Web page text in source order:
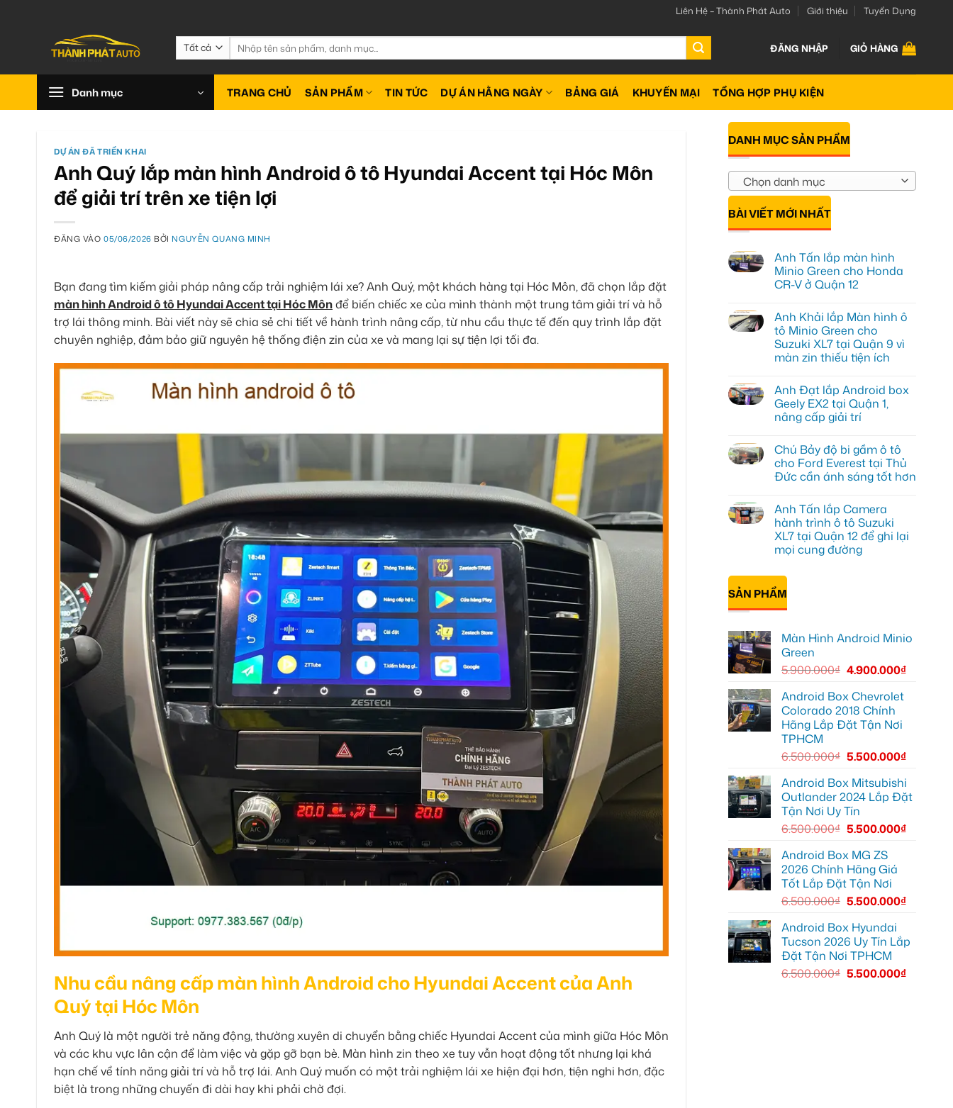
Liên Hệ – Thành Phát Auto Giới thiệu Tuyển Dụng
Tìm
kiếm:
ĐĂNG NHẬP GIỎ HÀNG
Danh mục TRANG CHỦ SẢN PHẨM TIN TỨC DỰ ÁN HẰNG NGÀY BẢNG GIÁ KHUYẾN MẠI TỔNG HỢP PHỤ KIỆN
DỰ ÁN ĐÃ TRIỂN KHAI
Anh Quý lắp màn hình Android ô tô Hyundai Accent tại Hóc Môn
để giải trí trên xe tiện lợi
ĐĂNG VÀO05/06/2026 BỞI NGUYỄN QUANG MINH
Bạn đang tìm kiếm giải pháp nâng cấp trải nghiệm lái xe? Anh Quý, một khách hàng tại Hóc Môn, đã chọn lắp đặt
màn hình Android ô tô Hyundai Accent tại Hóc Mônđể biến chiếc xe của mình thành một trung tâm giải trí và hỗ
trợ lái thông minh. Bài viết này sẽ chia sẻ chi tiết về hành trình nâng cấp, từ nhu cầu thực tế đến quy trình lắp đặt
chuyên nghiệp, đảm bảo giữ nguyên hệ thống điện zin của xe và mang lại sự tiện lợi tối đa.
Nhu cầu nâng cấp màn hình Android cho Hyundai Accent của Anh
Quý tại Hóc Môn
Anh Quý là một người trẻ năng động, thường xuyên di chuyển bằng chiếc Hyundai Accent của mình giữa Hóc Môn
và các khu vực lân cận để làm việc và gặp gỡ bạn bè. Màn hình zin theo xe tuy vẫn hoạt động tốt nhưng lại khá
hạn chế về tính năng giải trí và hỗ trợ lái. Anh Quý muốn có một trải nghiệm lái xe hiện đại hơn, tiện nghi hơn, đặc
biệt là trong những chuyến đi dài hay khi phải chờ đợi.
DANH MỤC SẢN PHẨM
Chọn danh mục
BÀI VIẾT MỚI NHẤT
Anh Tấn lắp màn hình
Minio Green cho Honda
CR-V ở Quận 12
bình
luận
ở
Anh
Tấn
lắp
Minio
Green
cho
Honda
ở
Quận
12
Anh Khải lắp Màn hình ô
tô Minio Green cho
Suzuki XL7 tại Quận 9 vì
màn zin thiếu tiện ích
bình
luận
ở
Anh
Màn
hình
ô
tô
Minio
Suzuki
XL7
tại
Quận
9
vì
zin
tiện
Anh Đạt lắp Android box
Geely EX2 tại Quận 1,
nâng cấp giải trí
bình
luận
ở
Anh
Android
box
Geely
EX2
tại
Quận
cấp
giải
trí
Chú Bảy độ bi gầm ô tô
cho Ford Everest tại Thủ
Đức cần ánh sáng tốt hơn
bình
luận
ở
Chú
Bảy
độ
gầm
tô
cho
Ford
Thủ
Đức
cần
ánh
sáng
hơn
Anh Tấn lắp Camera
hành trình ô tô Suzuki
XL7 tại Quận 12 để ghi lại
mọi cung đường
có
luận
ở
Anh
Camera
hành
trình
XL7
tại
Quận
ghi
mọi
SẢN PHẨM
Màn Hình Android Minio
Green
5.900.000₫ 4.900.000₫
Android Box Chevrolet
Colorado 2018 Chính
Hãng Lắp Đặt Tận Nơi
TPHCM
6.500.000₫ 5.500.000₫
Android Box Mitsubishi
Outlander 2024 Lắp Đặt
Tận Nơi Uy Tín
6.500.000₫ 5.500.000₫
Android Box MG ZS
2026 Chính Hãng Giá
Tốt Lắp Đặt Tận Nơi
6.500.000₫ 5.500.000₫
Android Box Hyundai
Tucson 2026 Uy Tín Lắp
Đặt Tận Nơi TPHCM
6.500.000₫ 5.500.000₫